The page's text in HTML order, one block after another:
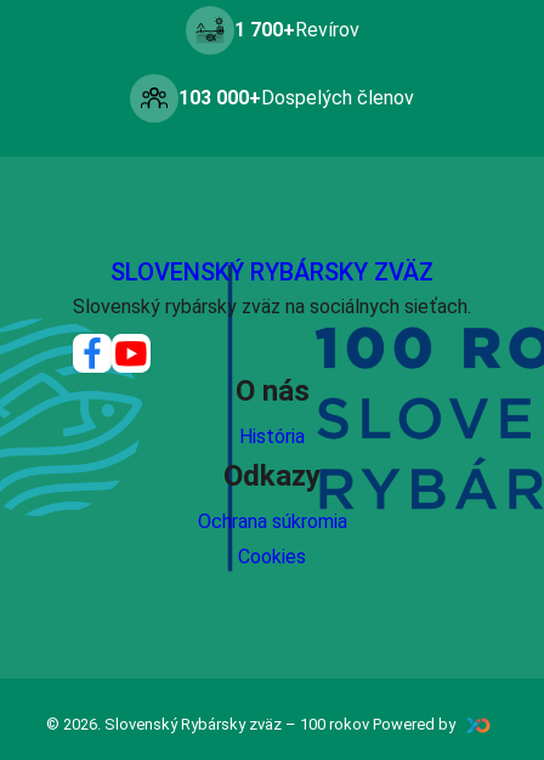
1 700+Revírov
103 000+Dospelých členov
SLOVENSKÝ RYBÁRSKY ZVÄZ
Slovenský rybársky zväz na sociálnych sieťach.
O nás
História
Odkazy
Ochrana súkromia
Cookies
© 2026. Slovenský Rybársky zväz – 100 rokov Powered by